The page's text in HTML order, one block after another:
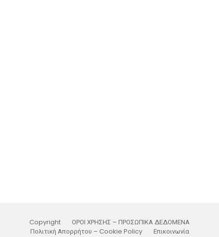
Copyright
ΟΡΟΙ ΧΡΗΣΗΣ – ΠΡΟΣΩΠΙΚΑ ΔΕΔΟΜΕΝΑ
Πολιτική Απορρήτου – Cookie Policy
Επικοινωνία